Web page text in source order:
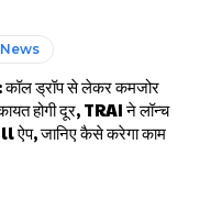
ड्रॉप से लेकर कमजोर
होगी दूर, TRAI ने लॉन्च
ऐप, जानिए कैसे करेगा काम